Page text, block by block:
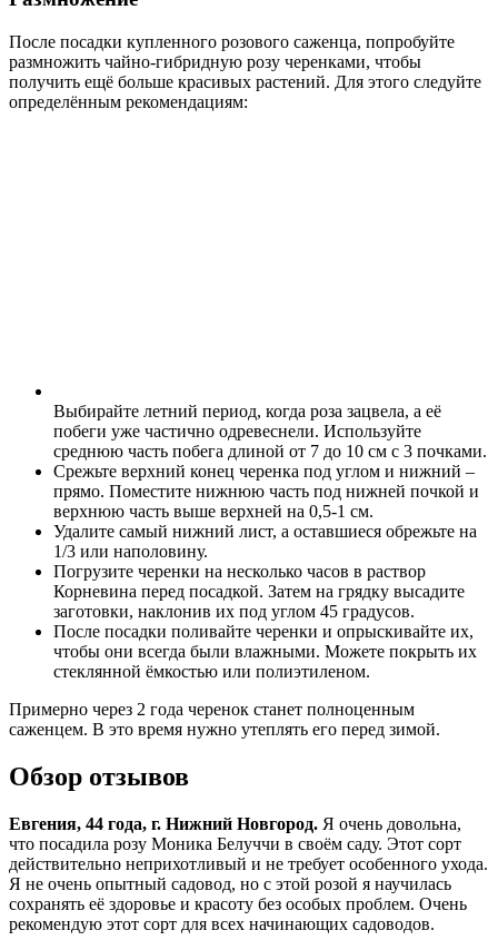
После посадки купленного розового саженца, попробуйте
размножить чайно-гибридную розу черенками, чтобы
получить ещё больше красивых растений. Для этого следуйте
определённым рекомендациям:
Выбирайте летний период, когда роза зацвела, а её
побеги уже частично одревеснели. Используйте
среднюю часть побега длиной от 7 до 10 см с 3 почками.
Срежьте верхний конец черенка под углом и нижний –
прямо. Поместите нижнюю часть под нижней почкой и
верхнюю часть выше верхней на 0,5-1 см.
Удалите самый нижний лист, а оставшиеся обрежьте на
1/3 или наполовину.
Погрузите черенки на несколько часов в раствор
Корневина перед посадкой. Затем на грядку высадите
заготовки, наклонив их под углом 45 градусов.
После посадки поливайте черенки и опрыскивайте их,
чтобы они всегда были влажными. Можете покрыть их
стеклянной ёмкостью или полиэтиленом.
Примерно через 2 года черенок станет полноценным
саженцем. В это время нужно утеплять его перед зимой.
Обзор отзывов
Евгения, 44 года, г. Нижний Новгород. Я очень довольна,
что посадила розу Моника Белуччи в своём саду. Этот сорт
действительно неприхотливый и не требует особенного ухода.
Я не очень опытный садовод, но с этой розой я научилась
сохранять её здоровье и красоту без особых проблем. Очень
рекомендую этот сорт для всех начинающих садоводов.